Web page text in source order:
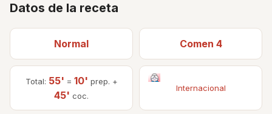
Datos de la receta
Normal Comen 4
Total: 55' = 10' prep. +
45' coc.
Internacional